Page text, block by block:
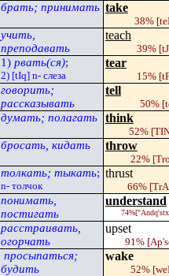
брать; принимать take
38%
учить,
преподавать
teach
39%
1) рвать(ся);
2) [tIq] n- слеза
tear
15% [
говорить;
рассказывать
tell
50% [
думать; полагать think
52%
бросать, кидать throw
22%
толкать; тыкать;
n- толчок
thrust
66% [
понимать,
постигать
understand
74%
расстраивать,
огорчать
upset
91% [Ap'
просыпаться;
будить
wake
52% [